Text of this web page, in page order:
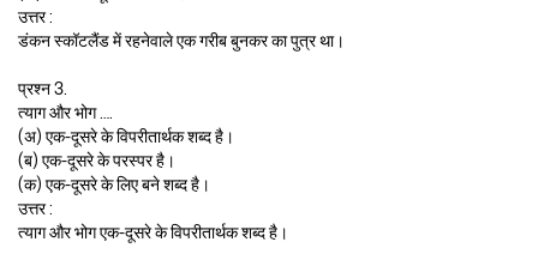
उत्तर :
डंकन स्कॉटलैंड में रहनेवाले एक गरीब बुनकर का पुत्र था।
प्रश्न 3.
त्याग और भोग ….
(अ) एक-दूसरे के विपरीतार्थक शब्द है।
(ब) एक-दूसरे के परस्पर है।
(क) एक-दूसरे के लिए बने शब्द है।
उत्तर :
त्याग और भोग एक-दूसरे के विपरीतार्थक शब्द है।